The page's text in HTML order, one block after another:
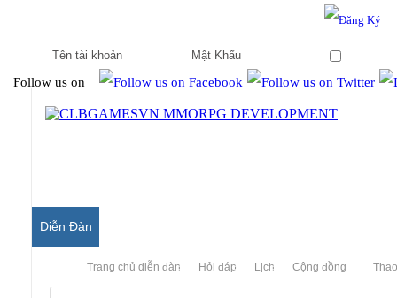
Follow us on
Diễn Đàn
Trang chủ diễn đàn Hỏi đáp Lịch Cộng đồng